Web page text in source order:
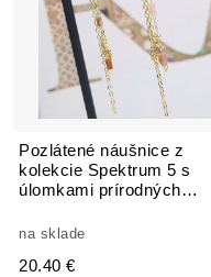
Pozlátené náušnice z
kolekcie Spektrum 5 s
úlomkami prírodných
na sklade
20.40 €